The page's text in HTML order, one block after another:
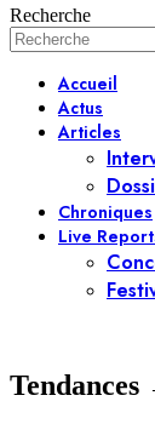
Recherche
Accueil
Actus
Articles
Chroniques
Live
Tendances